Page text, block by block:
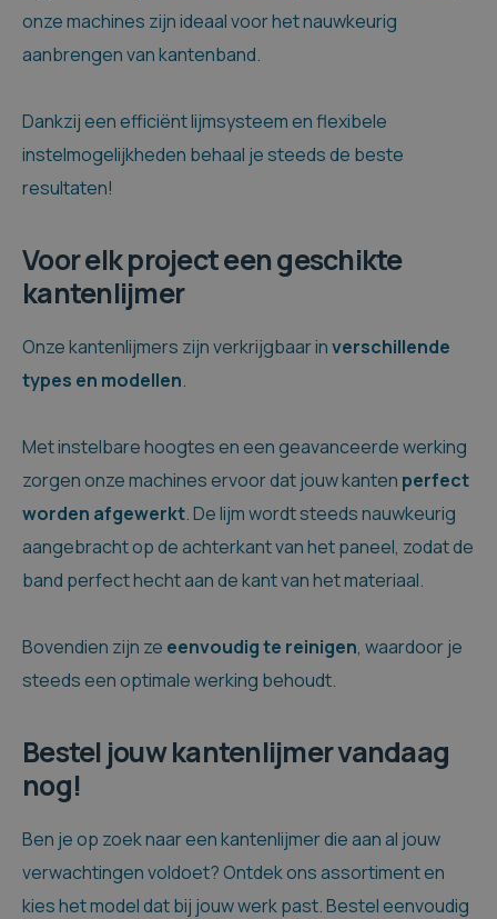
onze machines zijn ideaal voor het nauwkeurig
aanbrengen van kantenband.
Dankzij een efficiënt lijmsysteem en flexibele
instelmogelijkheden behaal je steeds de beste
resultaten!
Voor elk project een geschikte
kantenlijmer
Onze kantenlijmers zijn verkrijgbaar inverschillende
types en modellen.
Met instelbare hoogtes en een geavanceerde werking
zorgen onze machines ervoor dat jouw kanten perfect
worden afgewerkt. De lijm wordt steeds nauwkeurig
aangebracht op de achterkant van het paneel, zodat de
band perfect hecht aan de kant van het materiaal.
Bovendien zijn ze eenvoudig te reinigen, waardoor je
steeds een optimale werking behoudt.
Bestel jouw kantenlijmer vandaag
nog!
Ben je op zoek naar een kantenlijmer die aan al jouw
verwachtingen voldoet? Ontdek ons assortiment en
kies het model dat bij jouw werk past. Bestel eenvoudig